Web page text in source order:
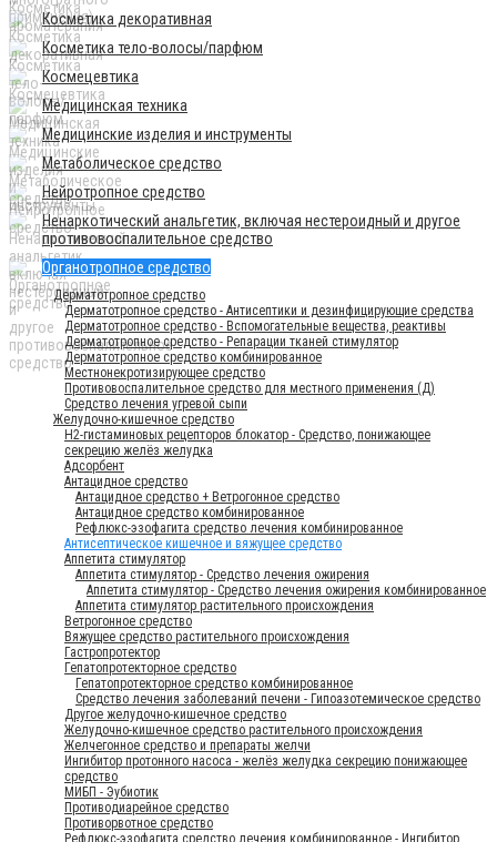
Косметика декоративная
Косметика тело-волосы/парфюм
Космецевтика
Медицинская техника
Медицинские изделия и инструменты
Метаболическое средство
Нейротропное средство
Ненаркотический анальгетик, включая нестероидный и другое
противовоспалительное средство
Органотропное средство
Дерматотропное средство
Дерматотропное средство - Антисептики и дезинфицирующие средства
Дерматотропное средство - Вспомогательные вещества, реактивы
Дерматотропное средство - Репарации тканей стимулятор
Дерматотропное средство комбинированное
Местнонекротизирующее средство
Противовоспалительное средство для местного применения (Д)
Средство лечения угревой сыпи
Желудочно-кишечное средство
H2-гистаминовых рецепторов блокатор - Средство, понижающее
секрецию желёз желудка
Адсорбент
Антацидное средство
Антацидное средство + Ветрогонное средство
Антацидное средство комбинированное
Рефлюкс-эзофагита средство лечения комбинированное
Антисептическое кишечное и вяжущее средство
Аппетита стимулятор
Аппетита стимулятор - Средство лечения ожирения
Аппетита стимулятор - Средство лечения ожирения комбинированное
Аппетита стимулятор растительного происхождения
Ветрогонное средство
Вяжущее средство растительного происхождения
Гастропротектор
Гепатопротекторное средство
Гепатопротекторное средство комбинированное
Средство лечения заболеваний печени - Гипоазотемическое средство
Другое желудочно-кишечное средство
Желудочно-кишечное средство растительного происхождения
Желчегонное средство и препараты желчи
Ингибитор протонного насоса - желёз желудка секрецию понижающее
средство
МИБП - Эубиотик
Противодиарейное средство
Противорвотное средство
Рефлюкс-эзофагита средство лечения комбинированное - Ингибитор